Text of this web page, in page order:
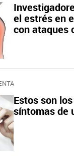
el estrés en
con ataques
Estos son
síntomas de